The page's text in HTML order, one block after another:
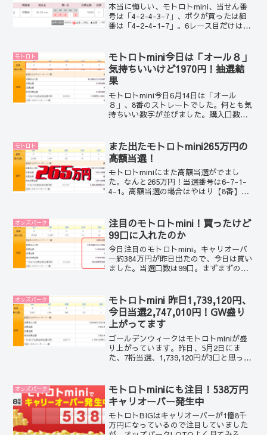
本当に悔しい、モトロトmini、当せん番
号は「4-2-4-3-7」、ボクが買ったは組
番は「4-2-4-1-7」。6レース目だけはず
ではありませんか・・・
モトロト
モトロトmini今日は「オール８」
気持ちいいけど1970円！抽選結
果
モトロトmini今日6月14日は「オール
８」、8番のストレートでした。何とも気
持ちいい数字が並びました。購入口数は
なんで、払戻金は1,970円でした。なんと
も少ない金額でした。
モトロト
また出たモトロトmini265万円の
高額当選！
モトロトminiにまた高額当選がでまし
た。なんと265万円！当選番号は6-7-1-
4-1。高額当選の場合はやはり【8番】が
オッズパーク
注目のモトロトmini！買ったけど
99口に入れたのか
今日注目のモトロトmini。キャリオーバ
ー約384万円が昨日出たので、今日は買い
ました。当選口数は99口。まずまずの口
オッズパーク
モトロトmini 昨日1,739,120円、
今日当選2,747,010円！GW盛り
上がってます
ゴールデンウィークはモトロトminiが盛
り上がっています。昨日、5月2日にま
た、7桁当選、1,739,120円が3口と思って
ークに入って、うちでモトロトminiを楽
しんでいる人が多いのか、投票数が通常
よりも多く感じられます。
オッズパーク
モトロトminiにも注目！538万円
キャリオーバー発生中
モトロトBIGはキャリオーバーが1億8千
万円になっているので注目していました